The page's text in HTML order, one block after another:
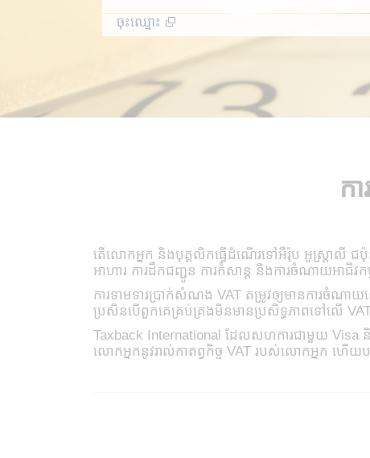
ចុះឈ្មោះ
ក
តើលោកអ្នក និងបុគ្គលិកធ្វើដំណើរទៅអឺរ៉ុប អូស្ត្រាលី ជ
អាហារ ការដឹកជញ្ជូន ការកំសាន្ត និងការចំណាយអាជីវ
ការទាមទារប្រាក់សំណង VAT តម្រូវឲ្យមានការចំណា
ប្រសិនបើពួកគេគ្រប់គ្រងមិនមានប្រសិទ្ធភាពទៅលើ
Taxback International ដែលសហការជាមួយ Visa
លោកអ្នកនូវរាល់កាតព្វកិច្ច VAT របស់លោកអ្នក ហ